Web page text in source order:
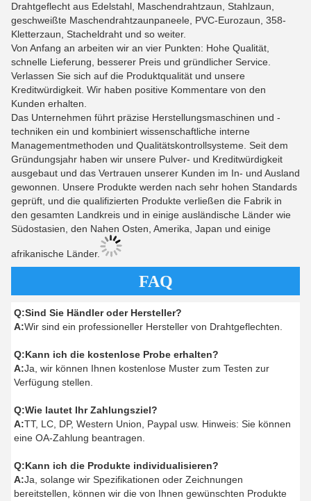
Drahtgeflecht aus Edelstahl, Maschendrahtzaun, Stahlzaun,
geschweißte Maschendrahtzaunpaneele, PVC-Eurozaun, 358-
Kletterzaun, Stacheldraht und so weiter.
Von Anfang an arbeiten wir an vier Punkten: Hohe Qualität,
schnelle Lieferung, besserer Preis und gründlicher Service.
Verlassen Sie sich auf die Produktqualität und unsere
Kreditwürdigkeit. Wir haben positive Kommentare von den
Kunden erhalten.
Das Unternehmen führt präzise Herstellungsmaschinen und -
techniken ein und kombiniert wissenschaftliche interne
Managementmethoden und Qualitätskontrollsysteme. Seit dem
Gründungsjahr haben wir unsere Pulver- und Kreditwürdigkeit
ausgebaut und das Vertrauen unserer Kunden im In- und Ausland
gewonnen. Unsere Produkte werden nach sehr hohen Standards
geprüft, und die qualifizierten Produkte verließen die Fabrik in
den gesamten Landkreis und in einige ausländische Länder wie
Südostasien, den Nahen Osten, Amerika, Japan und einige
afrikanische Länder.
FAQ
Q:Sind Sie Händler oder Hersteller?
A:Wir sind ein professioneller Hersteller von Drahtgeflechten.
Q:Kann ich die kostenlose Probe erhalten?
A:Ja, wir können Ihnen kostenlose Muster zum Testen zur
Verfügung stellen.
Q:Wie lautet Ihr Zahlungsziel?
A:TT, LC, DP, Western Union, Paypal usw. Hinweis: Sie können
eine OA-Zahlung beantragen.
Q:Kann ich die Produkte individualisieren?
A:Ja, solange wir Spezifikationen oder Zeichnungen
bereitstellen, können wir die von Ihnen gewünschten Produkte